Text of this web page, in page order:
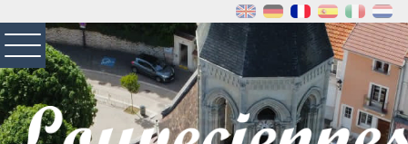
MENU
PRINCIPAL